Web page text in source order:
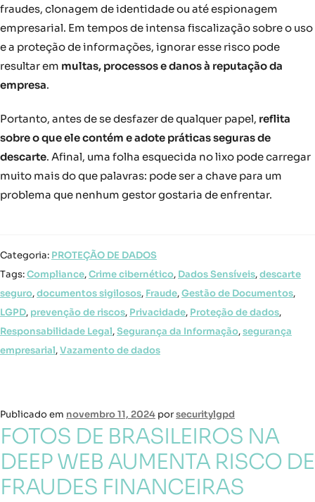
fraudes, clonagem de identidade ou até espionagem
empresarial. Em tempos de intensa fiscalização sobre o uso
e a proteção de informações, ignorar esse risco pode
resultar em multas, processos e danos à reputação da
empresa.
Portanto, antes de se desfazer de qualquer papel, reflita
sobre o que ele contém e adote práticas seguras de
descarte. Afinal, uma folha esquecida no lixo pode carregar
muito mais do que palavras: pode ser a chave para um
problema que nenhum gestor gostaria de enfrentar.
Categoria: PROTEÇÃO DE DADOS
Tags:Compliance,Crime cibernético, Dados Sensíveis,descarte
seguro,documentos sigilosos, Fraude,Gestão de Documentos,
LGPD, prevenção de riscos, Privacidade, Proteção de dados,
Responsabilidade Legal,Segurança da Informação,segurança
empresarial,Vazamento de dados
Publicado em novembro 11, 2024 porsecuritylgpd
FOTOS DE BRASILEIROS NA
DEEP WEB AUMENTA RISCO DE
FRAUDES FINANCEIRAS